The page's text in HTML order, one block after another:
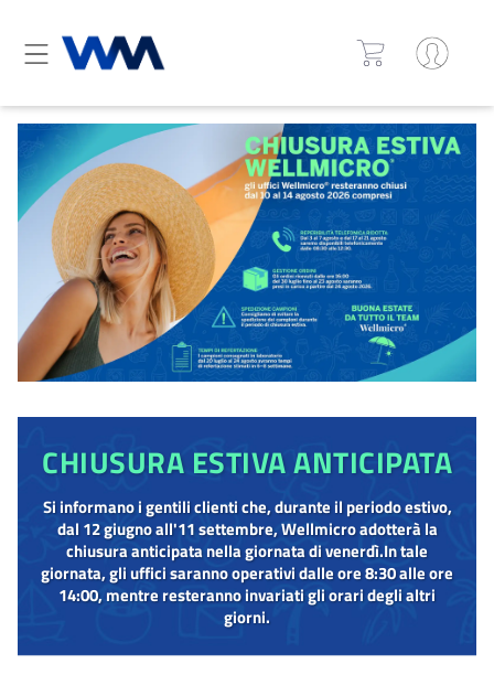
CHIUSURA ESTIVA ANTICIPATA
Si informano i gentili clienti che, durante il periodo estivo,
dal 12 giugno all'11 settembre, Wellmicro adotterà la
chiusura anticipata nella giornata di venerdì.In tale
giornata, gli uffici saranno operativi dalle ore 8:30 alle ore
14:00, mentre resteranno invariati gli orari degli altri
giorni.